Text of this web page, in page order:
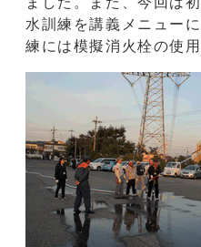
水訓練を講義メニュー
練には模擬消火栓の使